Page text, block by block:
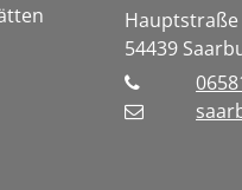
Hauptstraße
54439